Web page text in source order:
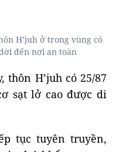
H’juh ở trong vùng có
đến nơi an toàn
thôn H’juh có 25/87
sạt lở cao được di
tục tuyên truyền,